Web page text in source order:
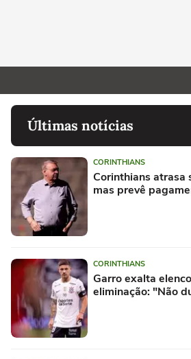
Últimas notícias
CORINTHIANS
Corinthians atrasa
mas prevê
CORINTHIANS
Garro exalta
eliminação: "Não